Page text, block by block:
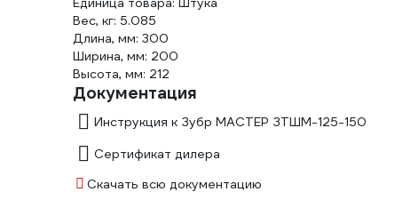
Вес, кг: 5.085
Длина, мм: 300
Ширина, мм: 200
Высота, мм: 212
Документация
Инструкция к Зубр МАСТЕР ЗТШМ-125-150
Сертификат дилера
Скачать всю документацию